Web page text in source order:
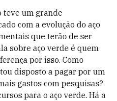
teve um grande
com a evolução do aço
que terão de ser
sobre aço verde é quem
por isso. Como
disposto a pagar por um
gastos com pesquisas?
para o aço verde. Há a